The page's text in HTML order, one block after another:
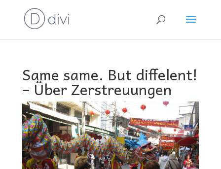
Same same. But diffelent!
– Über Zerstreuungen